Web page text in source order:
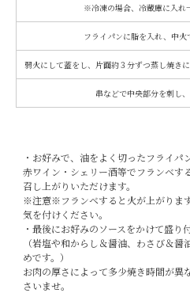
※冷凍の場合、冷蔵庫に入れ
フライパンに脂を入れ、中火
弱火にして蓋をし、片面約３分ずつ蒸し焼き
串などで中央部分を刺し
・お好みで、油をよく切ったフライパ
赤ワイン・シェリー酒等でフランベす
召し上がりいただけます。
※注意※フランベすると火が上がりま
気を付けください。
・最後にお好みのソースをかけて盛り
（岩塩や和からし＆醤油、わさび＆
めです。）
お肉の厚さによって多少焼き時間が異
さいませ。